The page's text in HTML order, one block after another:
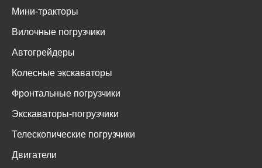
Мини-тракторы
Вилочные погрузчики
Автогрейдеры
Колесные экскаваторы
Фронтальные погрузчики
Экскаваторы-погрузчики
Телескопические погрузчики
Двигатели